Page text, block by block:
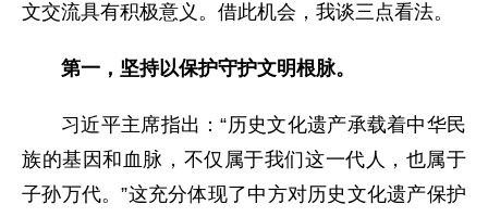
文交流具有积极意义。借此机会，我谈三点看法。
第一，坚持以保护守护文明根脉。
习近平主席指出：“历史文化遗产承载着中华民
族的基因和血脉，不仅属于我们这一代人，也属于
子孙万代。”这充分体现了中方对历史文化遗产保护